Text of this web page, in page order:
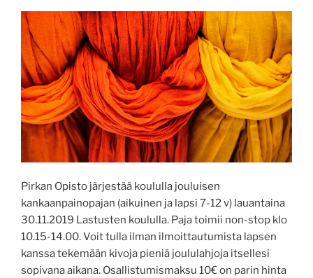
Pirkan Opisto järjestää koululla jouluisen
kankaanpainopajan (aikuinen ja lapsi 7-12 v) lauantaina
30.11.2019 Lastusten koululla. Paja toimii non-stop klo
10.15-14.00. Voit tulla ilman ilmoittautumista lapsen
kanssa tekemään kivoja pieniä joululahjoja itsellesi
sopivana aikana. Osallistumismaksu 10€ on parin hinta